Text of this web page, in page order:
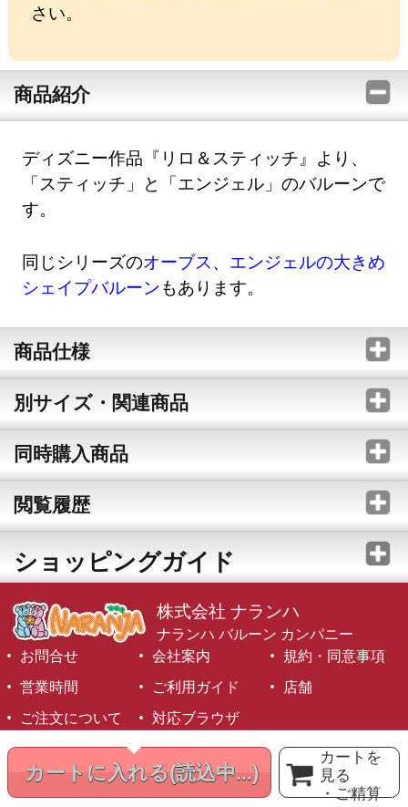
カートに入れる(読込中...)
カートを
見る
・ご精算
さい。
商品紹介
ディズニー作品『リロ＆スティッチ』より、
「スティッチ」と「エンジェル」のバルーンで
す。
同じシリーズのオーブス 、 エンジェルの大きめ
シェイプバルーンもあります。
商品仕様
別サイズ・関連商品
同時購入商品
閲覧履歴
ショッピングガイド
株式会社 ナランハ
ナランハ バルーン カンパニー
お問合せ
会社案内
規約・同意事項
営業時間
ご利用ガイド
店舗
ご注文について
対応ブラウザ
©1999-2026 NARANJA Inc. All Rights Reserved.